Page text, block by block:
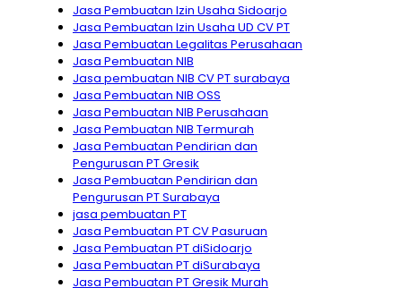
Jasa Pembuatan Izin Usaha Sidoarjo
Jasa Pembuatan Izin Usaha UD CV PT
Jasa Pembuatan Legalitas Perusahaan
Jasa Pembuatan NIB
Jasa pembuatan NIB CV PT surabaya
Jasa Pembuatan NIB OSS
Jasa Pembuatan NIB Perusahaan
Jasa Pembuatan NIB Termurah
Jasa Pembuatan Pendirian dan
Pengurusan PT Gresik
Jasa Pembuatan Pendirian dan
Pengurusan PT Surabaya
jasa pembuatan PT
Jasa Pembuatan PT CV Pasuruan
Jasa Pembuatan PT diSidoarjo
Jasa Pembuatan PT diSurabaya
Jasa Pembuatan PT Gresik Murah